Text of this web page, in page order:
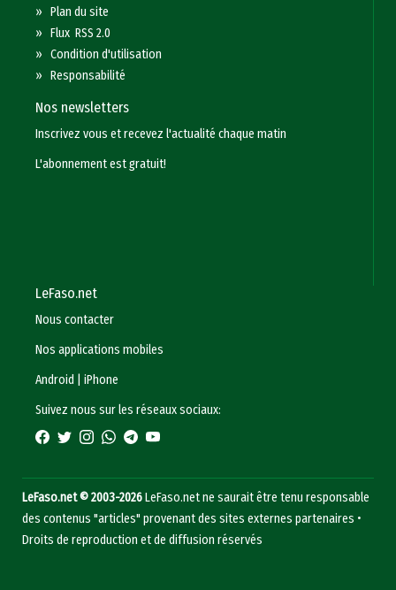
»Plan du site
»Flux RSS 2.0
»Condition d'utilisation
»Responsabilité
Nos newsletters
Inscrivez vous et recevez l'actualité chaque matin
L'abonnement est gratuit!
LeFaso.net
Nous contacter
Nos applications mobiles
Android
|iPhone
Suivez nous sur les réseaux sociaux:
LeFaso.net © 2003-2026LeFaso.net ne saurait être tenu responsable
des contenus "articles" provenant des sites externes partenaires •
Droits de reproduction et de diffusion réservés